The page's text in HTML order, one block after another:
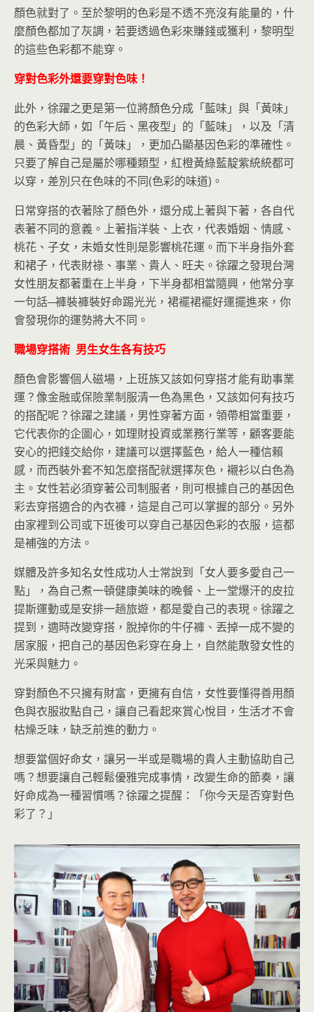
顏色就對了。至於黎明的色彩是不透不亮沒有能量的，什
麼顏色都加了灰調，若要透過色彩來賺錢或獲利，黎明型
的這些色彩都不能穿。
穿對色彩外還要穿對色味！
此外，徐躍之更是第一位將顏色分成「藍味」與「黃味」
的色彩大師，如「午后、黑夜型」的「藍味」，以及「清
晨、黃昏型」的「黃味」，更加凸顯基因色彩的準確性。
只要了解自己是屬於哪種類型，紅橙黃綠藍靛紫統統都可
以穿，差別只在色味的不同(色彩的味道)。
日常穿搭的衣著除了顏色外，還分成上著與下著，各自代
表著不同的意義。上著指洋裝、上衣，代表婚姻、情感、
桃花、子女，未婚女性則是影響桃花運。而下半身指外套
和裙子，代表財祿、事業、貴人、旺夫。徐躍之發現台灣
女性朋友都著重在上半身，下半身都相當隨興，他常分享
一句話─褲裝褲裝好命踢光光，裙襬裙襬好運擺進來，你
會發現你的運勢將大不同。
職場穿搭術 男生女生各有技巧
顏色會影響個人磁場，上班族又該如何穿搭才能有助事業
運？像金融或保險業制服清一色為黑色，又該如何有技巧
的搭配呢？徐躍之建議，男性穿著方面，領帶相當重要，
它代表你的企圖心，如理財投資或業務行業等，顧客要能
安心的把錢交給你，建議可以選擇藍色，給人一種信賴
感，而西裝外套不知怎麼搭配就選擇灰色，襯衫以白色為
主。女性若必須穿著公司制服者，則可根據自己的基因色
彩去穿搭適合的內衣褲，這是自己可以掌握的部分。另外
由家裡到公司或下班後可以穿自己基因色彩的衣服，這都
是補強的方法。
媒體及許多知名女性成功人士常說到「女人要多愛自己一
點」，為自己煮一頓健康美味的晚餐、上一堂爆汗的皮拉
提斯運動或是安排一趟旅遊，都是愛自己的表現。徐躍之
提到，適時改變穿搭，脫掉你的牛仔褲、丟掉一成不變的
居家服，把自己的基因色彩穿在身上，自然能散發女性的
光采與魅力。
穿對顏色不只擁有財富，更擁有自信，女性要懂得善用顏
色與衣服妝點自己，讓自己看起來賞心悅目，生活才不會
枯燥乏味，缺乏前進的動力。
想要當個好命女，讓另一半或是職場的貴人主動協助自己
嗎？想要讓自己輕鬆優雅完成事情，改變生命的節奏，讓
好命成為一種習慣嗎？徐躍之提醒：「你今天是否穿對色
彩了？」